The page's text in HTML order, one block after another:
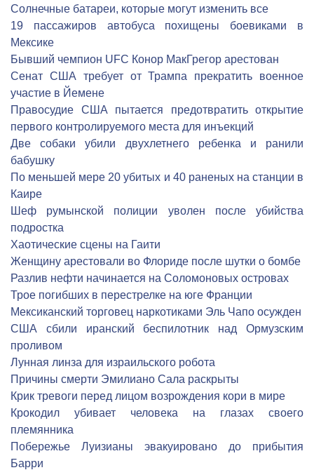
Солнечные батареи, которые могут изменить все
19 пассажиров автобуса похищены боевиками в
Мексике
Бывший чемпион UFC Конор МакГрегор арестован
Сенат США требует от Трампа прекратить военное
участие в Йемене
Правосудие США пытается предотвратить открытие
первого контролируемого места для инъекций
Две собаки убили двухлетнего ребенка и ранили
бабушку
По меньшей мере 20 убитых и 40 раненых на станции в
Каире
Шеф румынской полиции уволен после убийства
подростка
Хаотические сцены на Гаити
Женщину арестовали во Флориде после шутки о бомбе
Разлив нефти начинается на Соломоновых островах
Трое погибших в перестрелке на юге Франции
Мексиканский торговец наркотиками Эль Чапо осужден
США сбили иранский беспилотник над Ормузским
проливом
Лунная линза для израильского робота
Причины смерти Эмилиано Сала раскрыты
Крик тревоги перед лицом возрождения кори в мире
Крокодил убивает человека на глазах своего
племянника
Побережье Луизианы эвакуировано до прибытия
Барри